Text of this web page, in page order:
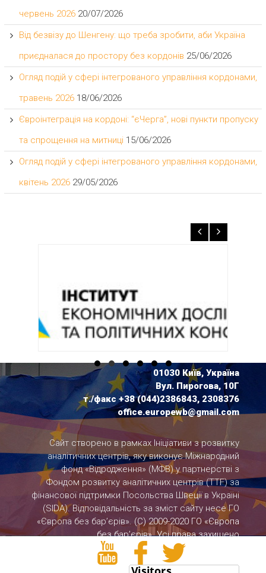
червень 2026 20/07/2026
Від безвізу до Шенгену: що треба зробити, аби Україна
приєдналася до простору без кордонів 25/06/2026
Огляд подій у сфері інтегрованого управління кордонами,
травень 2026 18/06/2026
Євроінтеграція на кордоні: “єЧерга”, нові пункти пропуску
та спрощення на митниці 15/06/2026
Огляд подій у сфері інтегрованого управління кордонами,
квітень 2026 29/05/2026
01030 Київ, Україна
Вул. Пирогова, 10Г
т./факс +38 (044)2386843, 2308376
office.europewb@gmail.com
Сайт створено в рамках Ініціативи з розвитку
аналітичних центрів, яку виконує Міжнародний
фонд «Відродження» (МФВ) у партнерстві з
Фондом розвитку аналітичних центрів (TTF) за
фінансової підтримки Посольства Швеції в Україні
(SIDA). Відповідальність за зміст сайту несе ГО
«Європа без бар’єрів». (С) 2009-2020 ГО «Європа
без бар’єрів». Усі права захищено